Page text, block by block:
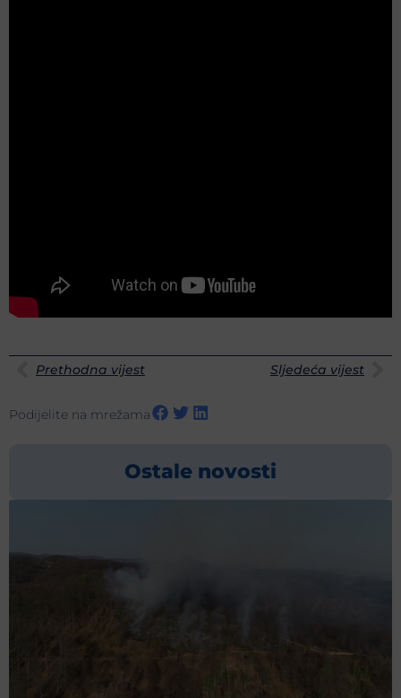
Prethodna vijest Sljedeća vijest
Podijelite na mrežama
Ostale novosti